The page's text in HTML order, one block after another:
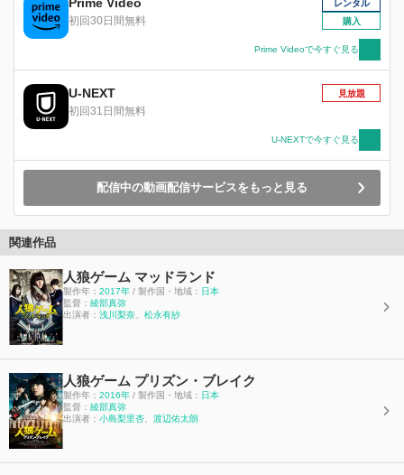
ゲームを支配する謎の男（水野勝）にたどり着
く。この地獄の中、紘美は本当の終わりを目指
し、ゲームを開始する…。
初回30日間無料
レンタル
購入
Prime Videoで今すぐ見る
U-NEXT
初回31日間無料
見放題
U-NEXTで今すぐ見る
配信中の動画配信サービスをもっと見る
関連作品
人狼ゲーム マッドランド
製作年： 2017年 / 製作国・地域： 日本
監督： 綾部真弥
出演者： 浅川梨奈 松永有紗
人狼ゲーム プリズン・ブレイク
製作年： 2016年 / 製作国・地域： 日本
監督： 綾部真弥
出演者： 小島梨里杏 渡辺佑太朗